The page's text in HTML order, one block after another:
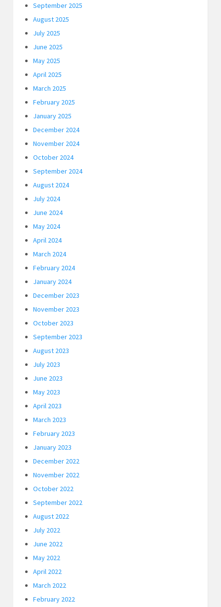
September 2025
August 2025
July 2025
June 2025
May 2025
April 2025
March 2025
February 2025
January 2025
December 2024
November 2024
October 2024
September 2024
August 2024
July 2024
June 2024
May 2024
April 2024
March 2024
February 2024
January 2024
December 2023
November 2023
October 2023
September 2023
August 2023
July 2023
June 2023
May 2023
April 2023
March 2023
February 2023
January 2023
December 2022
November 2022
October 2022
September 2022
August 2022
July 2022
June 2022
May 2022
April 2022
March 2022
February 2022